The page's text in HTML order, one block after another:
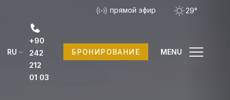
прямой эфир 29°
RU
+90
242
212
01 03
БРОНИРОВАНИЕ MENU